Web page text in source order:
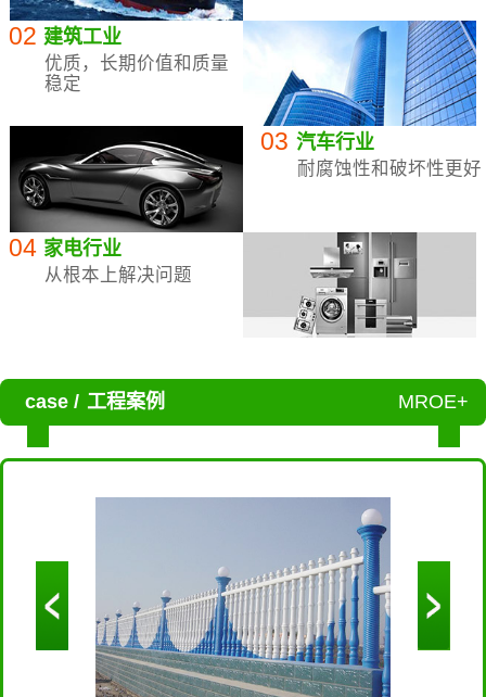
02 建筑工业
优质，长期价值和质量
稳定
03 汽车行业
耐腐蚀性和破坏性更好
04 家电行业
从根本上解决问题
case / 工程案例 MROE+